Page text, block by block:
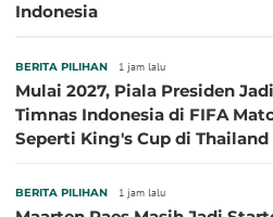
Indonesia
BERITA PILIHAN 1 jam lalu
Mulai 2027, Piala Presiden
Timnas Indonesia di FIFA
Seperti King's Cup di Thailand
BERITA PILIHAN 1 jam lalu